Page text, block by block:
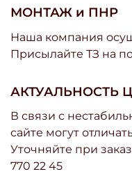
МОНТАЖ и ПНР
Наша компания
Присылайте ТЗ на
АКТУАЛЬНОСТЬ
В связи с
сайте могут
Уточняйте при
770 22 45